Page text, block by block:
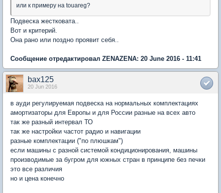
или к примеру на touareg?
Подвеска жестковата..
Вот и критерий.
Она рано или поздно проявит себя..
Сообщение отредактировал ZENAZENA: 20 June 2016 - 11:41
bax125
20 Jun 2016
в ауди регулируемая подвеска на нормальных комплектациях
амортизаторы для Европы и для России разные на всех авто
так же разный интервал ТО
так же настройки частот радио и навигации
разные комплектации ("по плюшкам")
если машины с разной системой кондиционирования, машины
производимые за бугром для южных стран в принципе без печки
это все различия
но и цена конечно